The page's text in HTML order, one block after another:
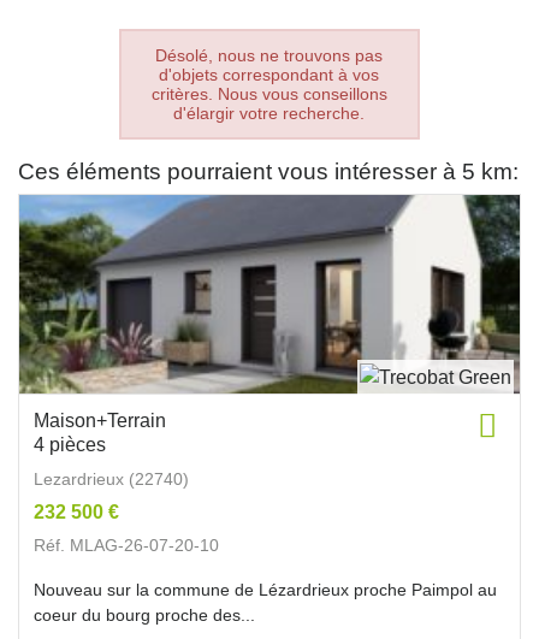
Désolé, nous ne trouvons pas
d'objets correspondant à vos
critères. Nous vous conseillons
d'élargir votre recherche.
Ces éléments pourraient vous intéresser à 5 km:
Maison+Terrain
4 pièces
Lezardrieux (22740)
232 500 €
Réf. MLAG-26-07-20-10
Nouveau sur la commune de Lézardrieux proche Paimpol au
coeur du bourg proche des...